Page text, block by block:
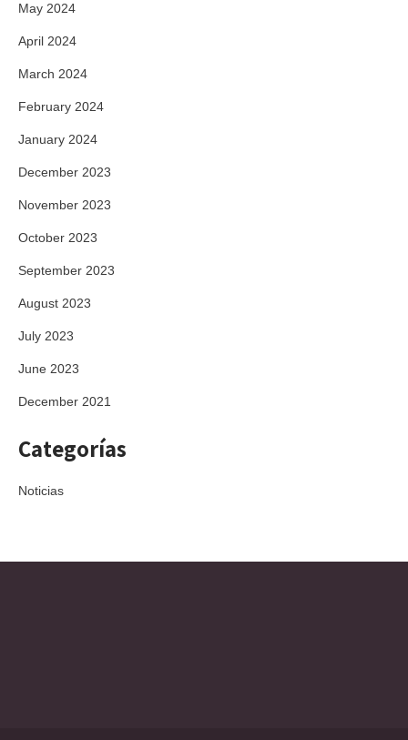
May 2024
April 2024
March 2024
February 2024
January 2024
December 2023
November 2023
October 2023
September 2023
August 2023
July 2023
June 2023
December 2021
Categorías
Noticias